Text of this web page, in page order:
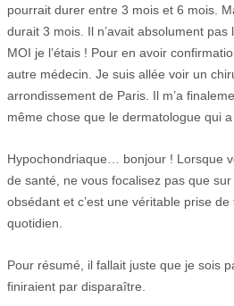
pourrait durer entre 3 mois et 6 mois.
durait 3 mois. Il n’avait absolument pas
MOI je l’étais ! Pour en avoir
autre médecin. Je suis allée voir un
arrondissement de Paris. Il m’a
même chose que le dermatologue qui a
Hypochondriaque… bonjour ! Lorsque
de santé, ne vous focalisez pas que
obsédant et c’est une véritable prise
quotidien.
Pour résumé, il fallait juste que je sois
finiraient par disparaître.